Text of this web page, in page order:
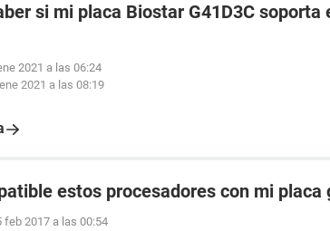
si mi placa Biostar G41D3C soporta
2021 a las 06:24
2021 a las 08:19
estos procesadores con mi placa
feb 2017 a las 00:54